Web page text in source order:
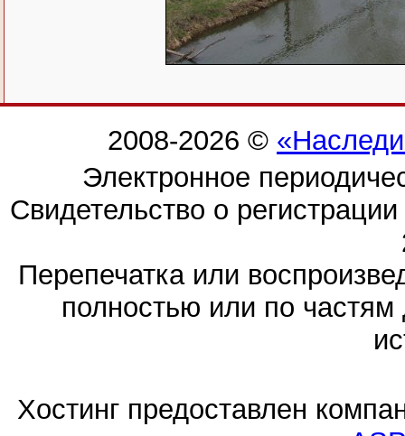
2008-2026 ©
Электронное
Свидетельство о
Перепечатка или
полностью или по частям
Хостинг предоставлен